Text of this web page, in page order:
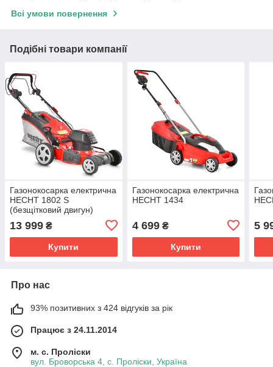
Всі умови повернення
Подібні товари компанії
Газонокосарка електрична
HECHT 1802 S
(безщітковий двигун)
13 999 ₴
Купити
Газонокосарка електрична
HECHT 1434
4 699₴
Купити
5
Про нас
93% позитивних з 424 відгуків за рік
Працює з 24.11.2014
м. с. Проліски
вул. Броворська 4, с. Проліски, Україна